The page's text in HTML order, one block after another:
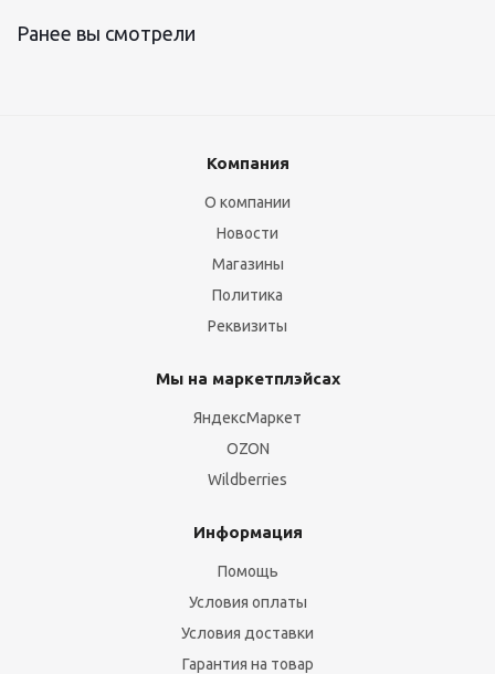
Ранее вы смотрели
Компания
О компании
Новости
Магазины
Политика
Реквизиты
Мы на маркетплэйсах
ЯндексМаркет
OZON
Wildberries
Информация
Помощь
Условия оплаты
Условия доставки
Гарантия на товар